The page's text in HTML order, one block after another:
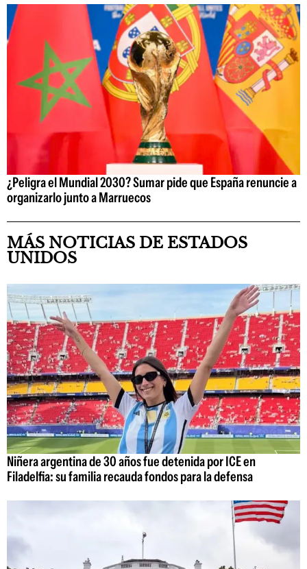
¿Peligra el Mundial 2030? Sumar pide que España renuncie a
organizarlo junto a Marruecos
MÁS NOTICIAS DE ESTADOS
UNIDOS
Niñera argentina de 30 años fue detenida por ICE en
Filadelfia: su familia recauda fondos para la defensa